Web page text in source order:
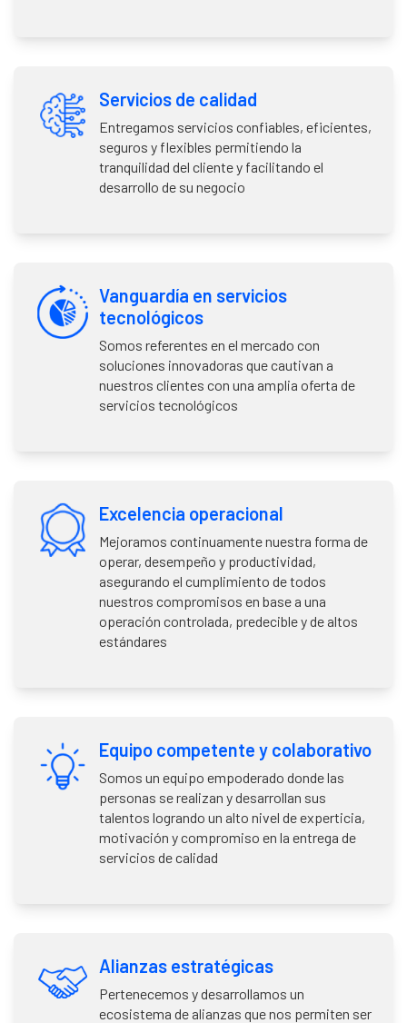
Servicios de calidad
Entregamos servicios confiables, eficientes,
seguros y flexibles permitiendo la
tranquilidad del cliente y facilitando el
desarrollo de su negocio
Vanguardía en servicios
tecnológicos
Somos referentes en el mercado con
soluciones innovadoras que cautivan a
nuestros clientes con una amplia oferta de
servicios tecnológicos
Excelencia operacional
Mejoramos continuamente nuestra forma de
operar, desempeño y productividad,
asegurando el cumplimiento de todos
nuestros compromisos en base a una
operación controlada, predecible y de altos
estándares
Equipo competente y colaborativo
Somos un equipo empoderado donde las
personas se realizan y desarrollan sus
talentos logrando un alto nivel de experticia,
motivación y compromiso en la entrega de
servicios de calidad
Alianzas estratégicas
Pertenecemos y desarrollamos un
ecosistema de alianzas que nos permiten ser